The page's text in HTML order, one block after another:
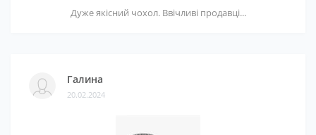
Дуже якісний чохол. Ввічливі продавці...
Галина
20.02.2024